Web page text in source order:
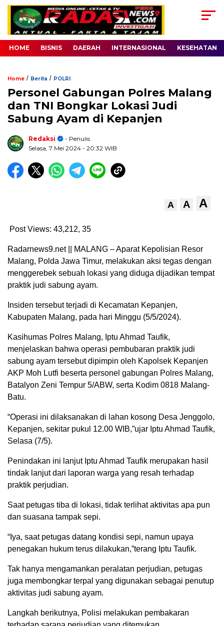
HOME BISNIS DAERAH INTERNASIONAL KESEHATAN
Home / Berita / POLRI
Personel Gabungan Polres Malang
dan TNI Bongkar Lokasi Judi
Sabung Ayam di Kepanjen
Redaksi
- Penulis
Selasa, 7 Mei 2024 - 20:32 WIB
A A A
Post Views: 43,212, 35
Radarnews9.net || MALANG – Aparat Kepolisian Resor
Malang, Polda Jawa Timur, melakukan aksi tegas dengan
menggerebek sebuah lokasi yang diduga dijadikan tempat
praktik judi sabung ayam.
Insiden tersebut terjadi di Kecamatan Kepanjen,
Kabupaten Malang, pada hari Minggu (5/5/2024).
Kasihumas Polres Malang, Iptu Ahmad Taufik,
menjelaskan bahwa operasi pembubaran praktik judi
sabung ayam tersebut dipimpin oleh Kapolsek Kepanjen
AKP Moh Lutfi beserta personel gabungan Polres Malang,
Batalyon Zeni Tempur 5/ABW, serta Kodim 0818 Malang-
Batu.
“Operasi ini dilaksanakan di lahan kosong Desa Jenggolo,
Kepanjen, sekitar pukul 12.00 WIB,”ujar Iptu Ahmad Taufik,
Selasa (7/5).
Penindakan ini lanjut Iptu Ahmad Taufik merupakan hasil
tindak lanjut dari laporan warga yang resah terhadap
praktik perjudian.
Saat petugas tiba di lokasi, tidak terlihat aktivitas apa pun
dan suasana tampak sepi.
“Iya, saat petugas datang kondisi sepi, namun upaya
penegakan hukum terus dilakukan,”terang Iptu Taufik.
Tak hanya mengamankan peralatan perjudian, petugas
juga membongkar terpal yang digunakan sebagai penutup
aktivitas judi sabung ayam.
Langkah berikutnya, Polisi melakukan pembakaran